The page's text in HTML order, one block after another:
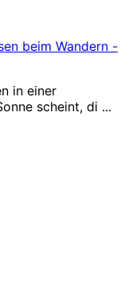
beim Wandern -
in einer
scheint, di ...